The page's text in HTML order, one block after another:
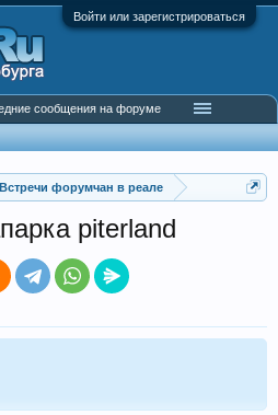
Войти или зарегистрироваться
Встречи форумчан в реале
piterland
сообщения на форуме